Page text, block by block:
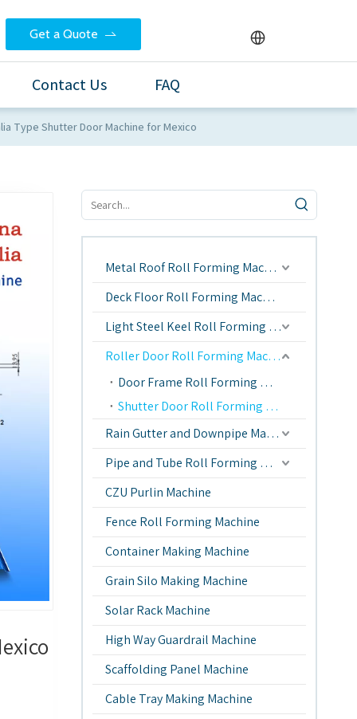
Get a Quote
Contact Us FAQ
Type Shutter Door Machine for Mexico
Metal Roof Roll Forming Machine
Deck Floor Roll Forming Machine
Light Steel Keel Roll Forming Machine
Roller Door Roll Forming Machine
Door Frame Roll Forming Machine
Shutter Door Roll Forming Machine
Rain Gutter and Downpipe Machine
Pipe and Tube Roll Forming Machine
CZU Purlin Machine
Fence Roll Forming Machine
Container Making Machine
Grain Silo Making Machine
Solar Rack Machine
High Way Guardrail Machine
Scaffolding Panel Machine
Cable Tray Making Machine